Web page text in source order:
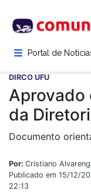
para
conteúdoPortal de
DIRCO UFU
Aprovado
da
Documento
Por: Cristiano
Publicado em 15/12/
22:13